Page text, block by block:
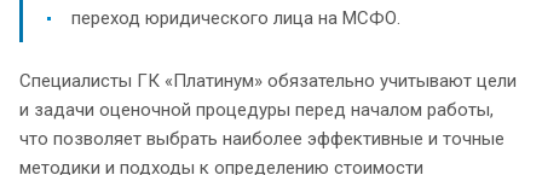
переход юридического лица на МСФО.
Специалисты ГК «Платинум» обязательно учитывают цели
и задачи оценочной процедуры перед началом работы,
что позволяет выбрать наиболее эффективные и точные
методики и подходы к определению стоимости